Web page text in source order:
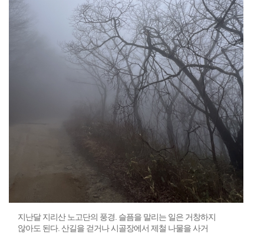
지난달 지리산 노고단의 풍경. 슬픔을 말리는 일은 거창하지
않아도 된다. 산길을 걷거나 시골장에서 제철 나물을 사거